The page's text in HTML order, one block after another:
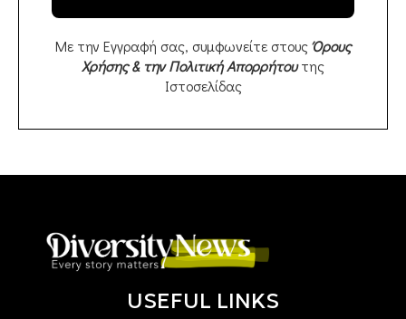
Με την Εγγραφή σας, συμφωνείτε στουςΌρους
Χρήσης & την Πολιτική Απορρήτουτης
Ιστοσελίδας
USEFUL LINKS